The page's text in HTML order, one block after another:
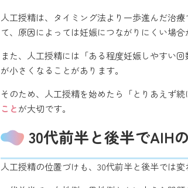
人工授精は、タイミング法より一歩進んだ治
て、原因によっては妊娠につながりにくい場合
また、人工授精には「ある程度妊娠しやすい
が小さくなることがあります。
そのため、人工授精を始めたら「とりあえず続
ことが大切です。
30代前半と後半でAIH
人工授精の位置づけも、30代前半と後半では変